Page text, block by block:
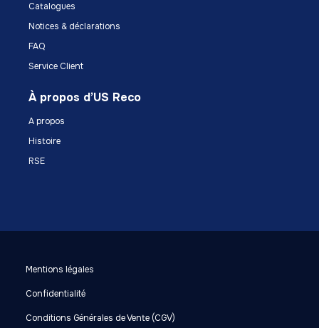
Catalogues
Notices & déclarations
FAQ
Service Client
À propos d’US Reco
A propos
Histoire
RSE
Mentions légales
Confidentialité
Conditions Générales de Vente (CGV)